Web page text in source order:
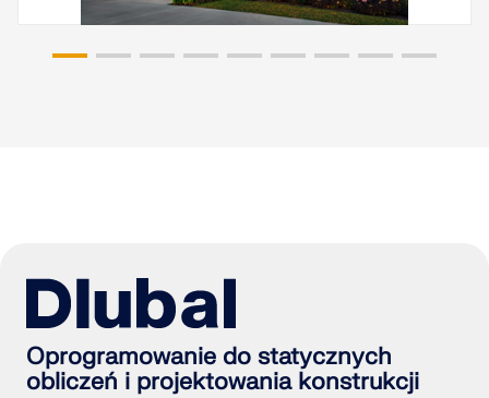
Oprogramowanie do statycznych
obliczeń i projektowania konstrukcji